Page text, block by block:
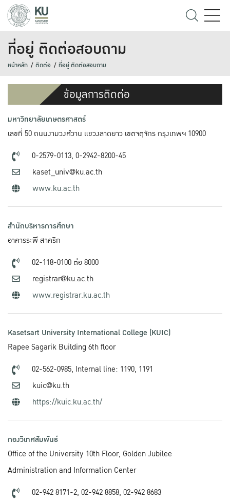
ที่อยู่ ติดต่อสอบถาม
หน้าหลัก ติดต่อ ที่อยู่ ติดต่อสอบถาม
ข้อมูลการติดต่อ
มหาวิทยาลัยเกษตรศาสตร์
เลขที่ 50 ถนนงามวงศ์วาน แขวงลาดยาว เขตจตุจักร กรุงเทพฯ 10900
0-2579-0113, 0-2942-8200-45
kaset_univ@ku.ac.th
www.ku.ac.th
สำนักบริหารการศึกษา
อาคารระพี สาคริก
02-118-0100 ต่อ 8000
registrar@ku.ac.th
www.registrar.ku.ac.th
Kasetsart University International College (KUIC)
Rapee Sagarik Building 6th floor
02-562-0985, Internal line: 1190, 1191
kuic@ku.th
https://kuic.ku.ac.th/
กองวิเทศสัมพันธ์
Office of the University 10th Floor, Golden Jubilee
Administration and Information Center
02-942 8171-2, 02-942 8858, 02-942 8683